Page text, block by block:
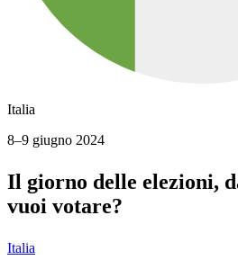
Italia
8–9 giugno 2024
Il giorno delle elezioni,
vuoi votare?
Italia